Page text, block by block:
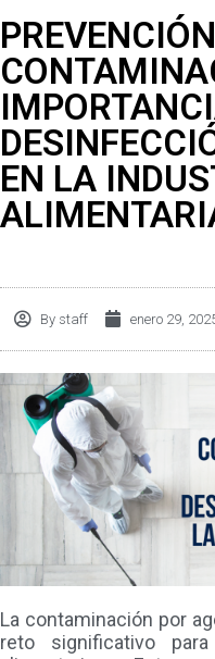
EN LA
Bystaff enero 29,
La contaminación por
reto significativo